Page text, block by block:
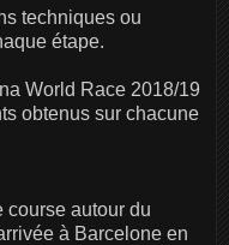
techniques ou
étape.
World Race 2018/19
obtenus sur chacune
course autour du
à Barcelone en